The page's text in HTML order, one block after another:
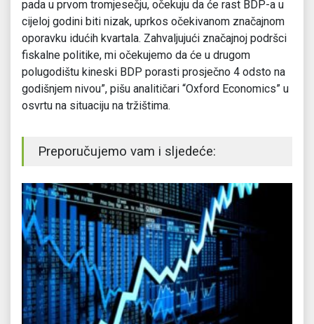
pada u prvom tromjesečju, očekuju da će rast BDP-a u
cijeloj godini biti nizak, uprkos očekivanom značajnom
oporavku idućih kvartala. Zahvaljujući značajnoj podršci
fiskalne politike, mi očekujemo da će u drugom
polugodištu kineski BDP porasti prosječno 4 odsto na
godišnjem nivou”, pišu analitičari “Oxford Economics” u
osvrtu na situaciju na tržištima.
Preporučujemo vam i sljedeće: